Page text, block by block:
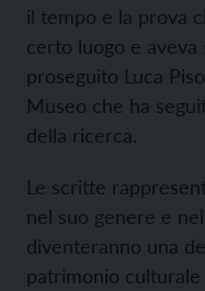
il tempo e la prova
certo luogo e aveva
proseguito Luca
Museo che ha
della ricerca.
Le scritte
nel suo genere e
diventeranno una
patrimonio